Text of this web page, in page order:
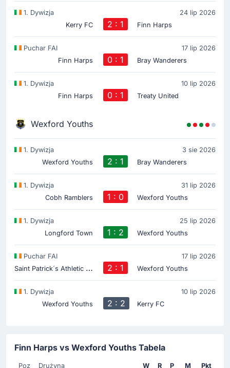
1. Dywizja
24 lip 2026
Kerry FC
2 : 1 Finn Harps
Puchar FAI
17 lip 2026
Finn Harps
0 : 1 Bray Wanderers
1. Dywizja
10 lip 2026
Finn Harps
0 : 1 Treaty United
Wexford Youths
1. Dywizja
3 sie 2026
Wexford Youths
2 : 1 Bray Wanderers
1. Dywizja
31 lip 2026
Cobh Ramblers
1 : 0 Wexford Youths
1. Dywizja
25 lip 2026
Longford Town
1 : 2 Wexford Youths
Puchar FAI 17 lip 2026
S
aint Patrick´s Athletic FC 2 : 1 Wexford Youths
1. Dywizja
10 lip 2026
Wexford Youths
2 : 2 Kerry FC
Finn Harps vs Wexford Youths Tabela
Poz Drużyna W R P M Pkt